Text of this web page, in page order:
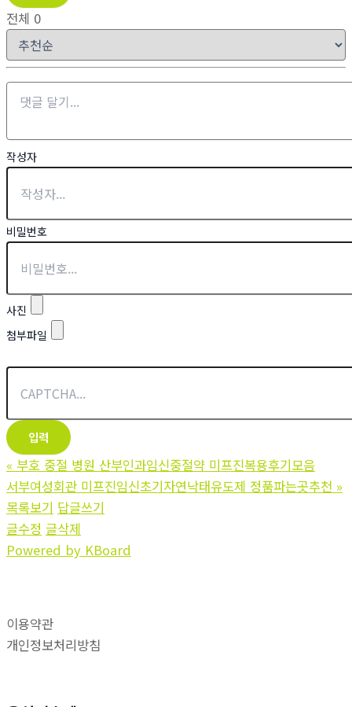
전체 0
작성자
비밀번호
사진
첨부파일
« 부호 중절 병원 산부인과임신중절약 미­프진복용후기모음
서부여성회관 미프진임신초기자연낙태유도제 정품파는곳추천 »
목록보기 답글쓰기
글수정 글삭제
Powered by KBoard
이용약관
개인정보처리방침